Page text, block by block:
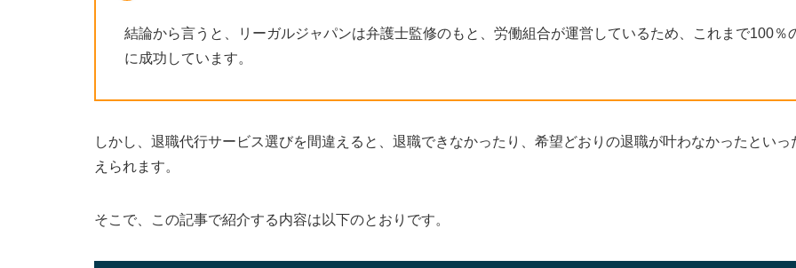
結論から言うと、リーガルジャパンは弁護士監修のもと、労働組合が運営しているため、これまで100％
に成功しています。
しかし、退職代行サービス選びを間違えると、退職できなかったり、希望どおりの退職が叶わなかったといっ
えられます。
そこで、この記事で紹介する内容は以下のとおりです。